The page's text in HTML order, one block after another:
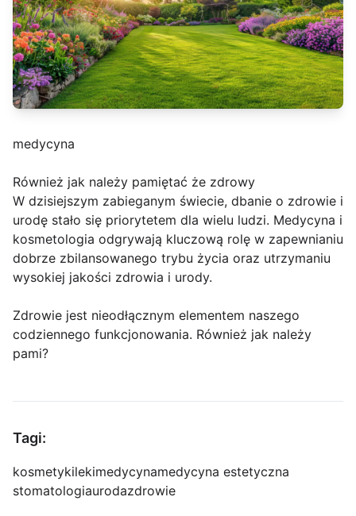
medycyna
Również jak należy pamiętać że zdrowy
W dzisiejszym zabieganym świecie, dbanie o zdrowie i
urodę stało się priorytetem dla wielu ludzi. Medycyna i
kosmetologia odgrywają kluczową rolę w zapewnianiu
dobrze zbilansowanego trybu życia oraz utrzymaniu
wysokiej jakości zdrowia i urody.
Zdrowie jest nieodłącznym elementem naszego
codziennego funkcjonowania. Również jak należy
pami?
Tagi:
kosmetykilekimedycynamedycyna estetyczna
stomatologiaurodazdrowie